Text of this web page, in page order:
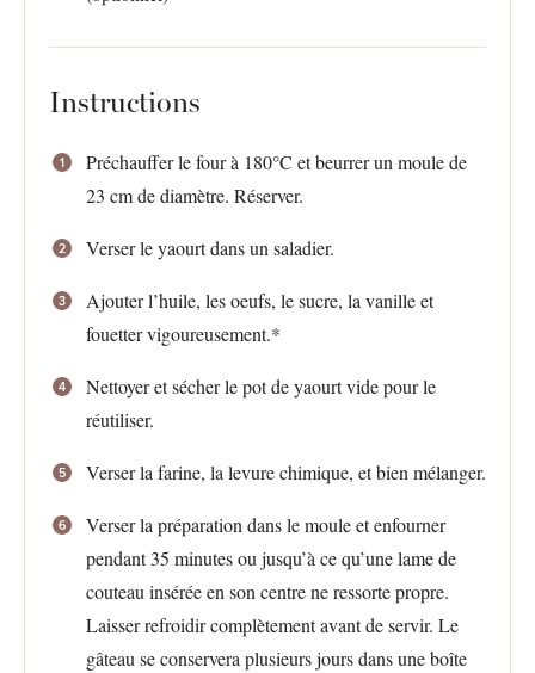
Instructions
Préchauffer le four à 180°C et beurrer un moule de
23 cm de diamètre. Réserver.
Verser le yaourt dans un saladier.
Ajouter l’huile, les oeufs, le sucre, la vanille et
fouetter vigoureusement.*
Nettoyer et sécher le pot de yaourt vide pour le
réutiliser.
Verser la farine, la levure chimique, et bien mélanger.
Verser la préparation dans le moule et enfourner
pendant 35 minutes ou jusqu’à ce qu’une lame de
couteau insérée en son centre ne ressorte propre.
Laisser refroidir complètement avant de servir. Le
gâteau se conservera plusieurs jours dans une boîte